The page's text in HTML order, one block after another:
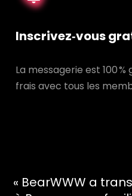
Inscrivez‑vous
La messagerie est 100
frais avec tous les
« BearWWW a